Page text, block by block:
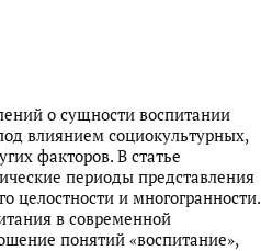
о сущности воспитании
влиянием социокультурных,
факторов. В статье
периоды представления
целостности и многогранности.
в современной
понятий «воспитание»,